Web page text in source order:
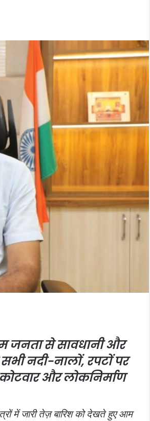
जनता से सावधानी और
नदी-नालों, रपटों पर
और लोकनिर्माण
में जारी तेज़ बारिश को देखते हुए आम